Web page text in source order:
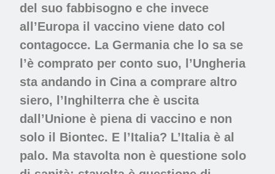
del suo fabbisogno e che invece
all’Europa il vaccino viene dato col
contagocce. La Germania che lo sa se
l’è comprato per conto suo, l’Ungheria
sta andando in Cina a comprare altro
siero, l’Inghilterra che è uscita
dall’Unione è piena di vaccino e non
solo il Biontec. E l’Italia? L’Italia è al
palo. Ma stavolta non è questione solo